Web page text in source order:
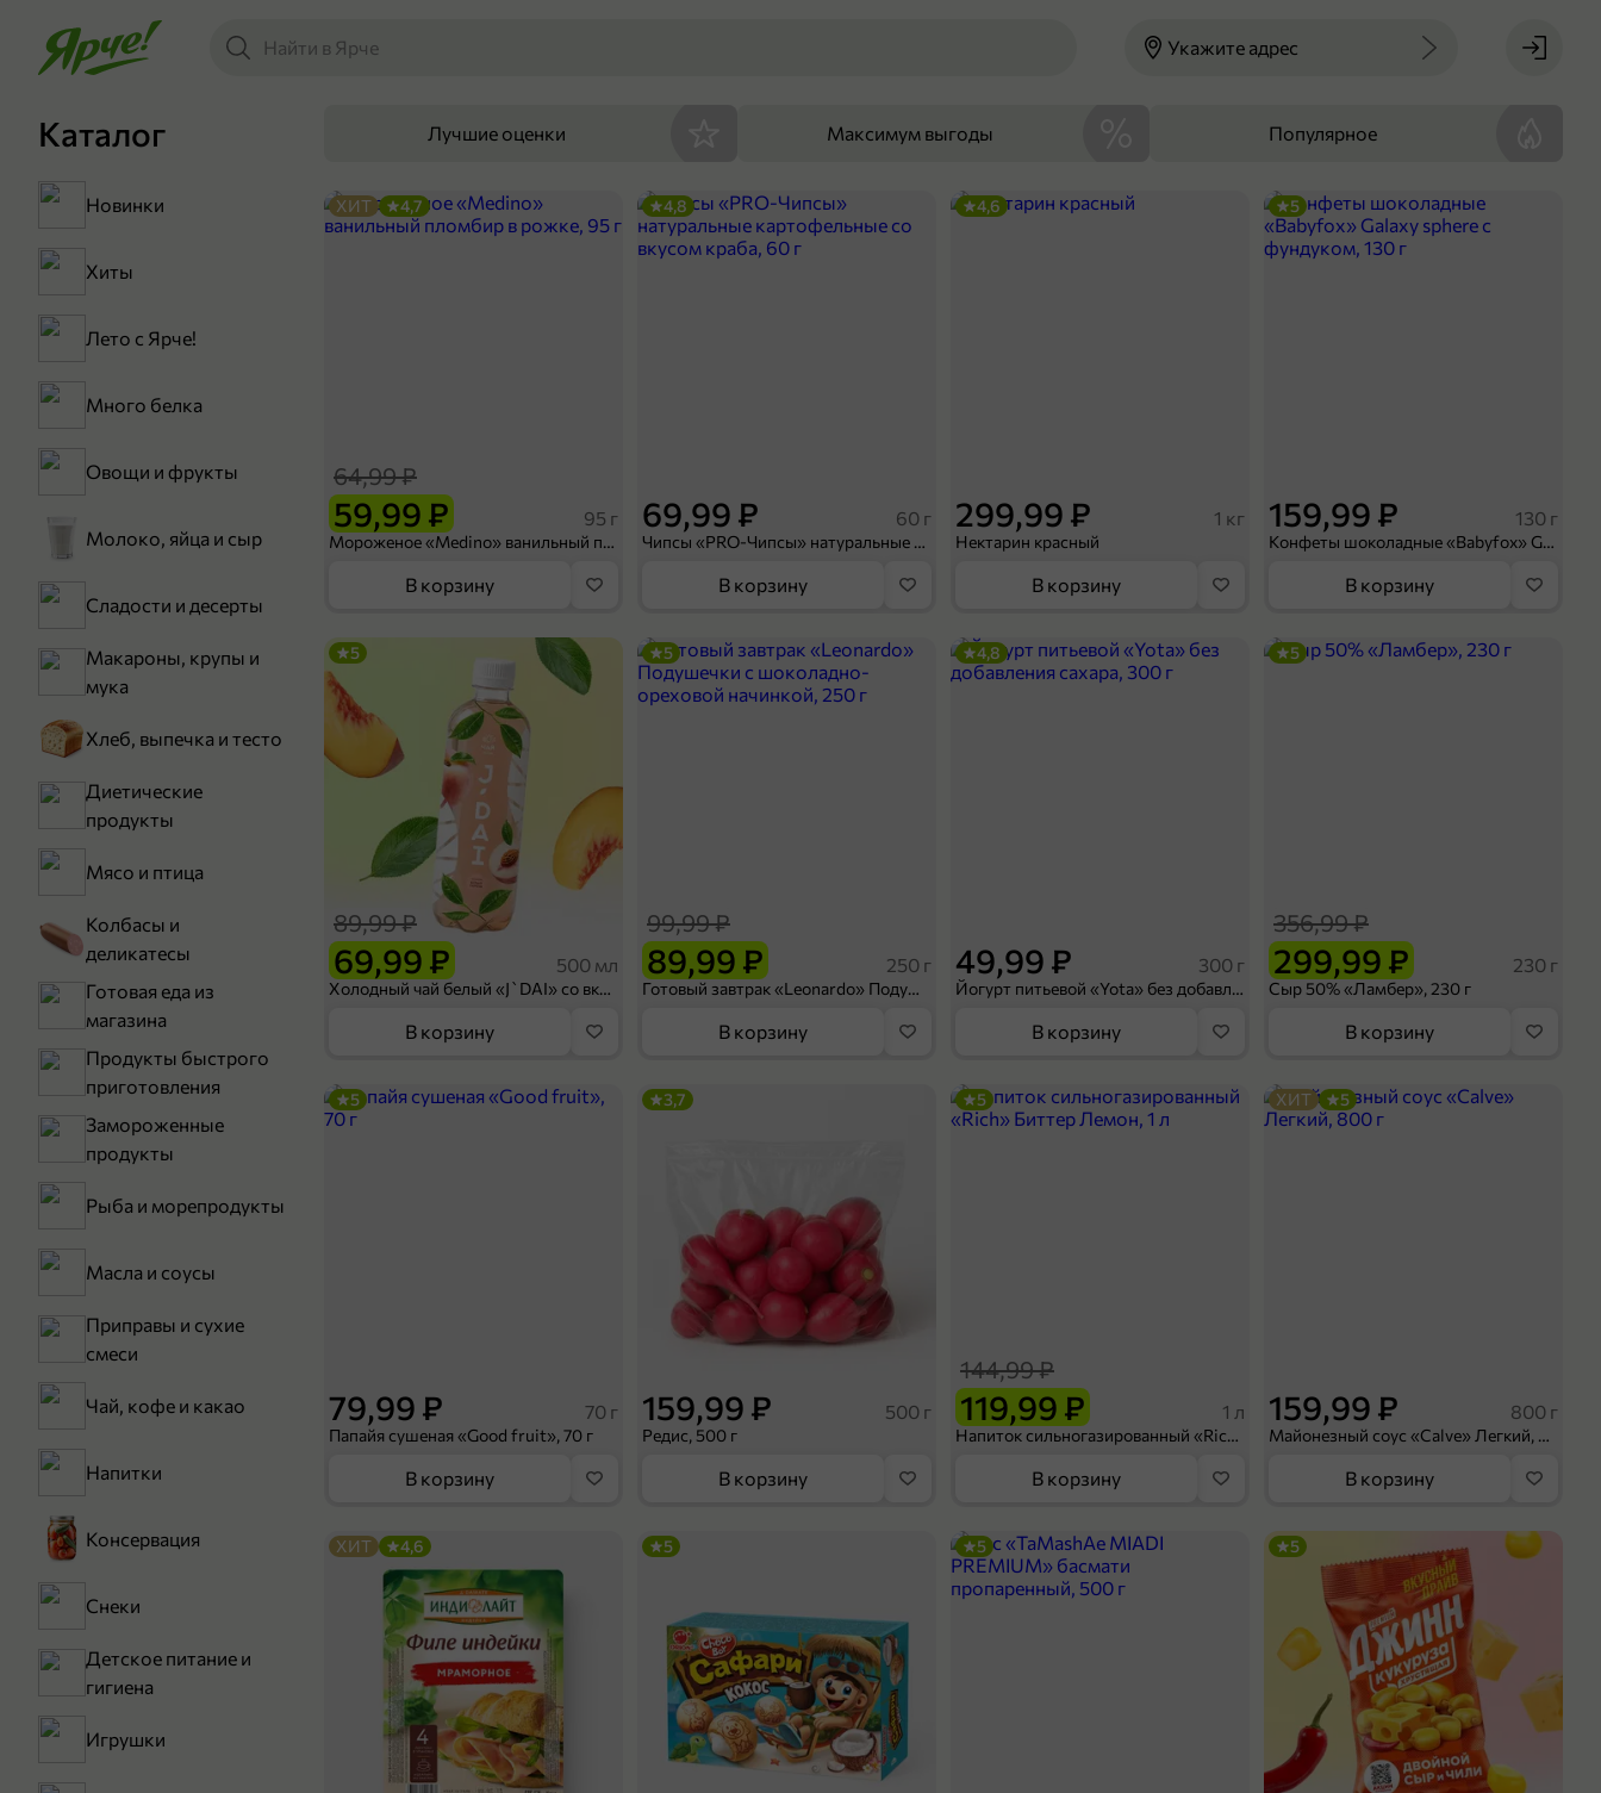
Укажите адрес
Каталог
Новинки
Хиты
Лето с Ярче!
Много белка
Овощи и фрукты
Молоко, яйца и сыр
Сладости и десерты
Макароны, крупы и
мука
Хлеб, выпечка и тесто
Диетические
продукты
Мясо и птица
Колбасы и
деликатесы
Готовая еда из
магазина
Продукты быстрого
приготовления
Замороженные
продукты
Рыба и морепродукты
Масла и соусы
Приправы и сухие
смеси
Чай, кофе и какао
Напитки
Консервация
Снеки
Детское питание и
гигиена
Игрушки
Лучшие оценки Максимум выгоды Популярное
59,99 ₽
64,99 ₽
95 г
Мороженое «Medino» ванильный пломбир в рожке, 95 г
ХИТ 4,7
В корзину
69,99 ₽ 60 г
Чипсы «PRO-Чипсы» натуральные картофельные со вкусом краба, 60 г
4,8
В корзину
299,99 ₽ 1 кг
Нектарин красный
4,6
В корзину
159,99 ₽ 130 г
Конфеты шоколадные «Babyfox» Galaxy sphere с фундуком, 130 г
5
В корзину
69,99 ₽
89,99 ₽
500 мл
Холодный чай белый «J`DAI» со вкусом белого персика, 500 мл
5
В корзину
89,99 ₽
99,99 ₽
250 г
Готовый завтрак «Leonardo» Подушечки с шоколадно-ореховой начинкой, 250 г
5
В корзину
49,99 ₽ 300 г
Йогурт питьевой «Yota» без добавления сахара, 300 г
4,8
В корзину
299,99 ₽
356,99 ₽
230 г
Сыр 50% «Ламбер», 230 г
5
В корзину
79,99 ₽ 70 г
Папайя сушеная «Good fruit», 70 г
5
В корзину
159,99 ₽ 500 г
Редис, 500 г
3,7
В корзину
119,99 ₽
144,99 ₽
1 л
Напиток сильногазированный «Rich» Биттер Лемон, 1 л
5
В корзину
159,99 ₽ 800 г
Майонезный соус «Calve» Легкий, 800 г
ХИТ 5
В корзину
ХИТ 4,6 5 5 5